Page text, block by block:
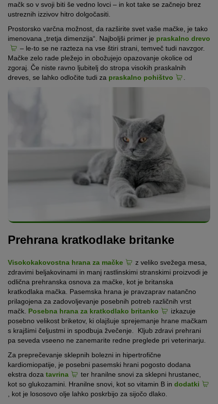
mačk so v svoji biti še vedno lovci – in kot take se začnejo brez
ustreznih izzivov hitro dolgočasiti.
Prostorsko varčna možnost, da razširite svet vaše mačke, je tako
imenovana „tretja dimenzija“. Najboljši primer je praskalno drevo
– le-to se ne razteza na vse štiri strani, temveč tudi navzgor.
Mačke zelo rade pležejo in obožujejo opazovanje okolice od
zgoraj. Če niste ravno ljubitelj do stropa visokih praskalnih
dreves, se lahko odločite tudi za praskalno pohištvo
Prehrana kratkodlake britanke
Visokokakovostna hrana za mačke
z veliko svežega mesa,
zdravimi beljakovinami in manj rastlinskimi stranskimi proizvodi je
odlična prehranska osnova za mačke, kot je britanska
kratkodlaka mačka. Pasemska hrana je pravzaprav natančno
prilagojena za zadovoljevanje posebnih potreb različnih vrst
mačk. Posebna hrana za kratkodlako britanko
izkazuje
posebno velikost briketov, ki olajšuje sprejemanje hrane mačkam
s krajšimi čeljustmi in spodbuja žvečenje. Kljub zdravi prehrani
pa seveda vseeno ne zanemarite redne preglede pri veterinarju.
Za preprečevanje sklepnih bolezni in hipertrofične
kardiomiopatije, je posebni pasemski hrani pogosto dodana
ekstra doza tavrina
ter hranilne snovi za sklepni hrustanec,
kot so glukozamini. Hranilne snovi, kot so vitamin B in dodatki
, kot je lososovo olje lahko poskrbijo za sijočo dlako.